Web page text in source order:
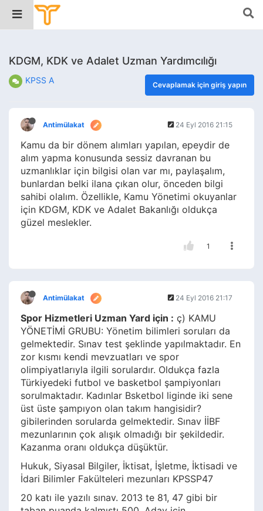
KDGM, KDK ve Adalet Uzman Yardımcılığı
KPSS A Cevaplamak için giriş yapın
Antimülakat 24 Eyl 2016 21:15
Kamu da bir dönem alımları yapılan, epeydir de
alım yapma konusunda sessiz davranan bu
uzmanlıklar için bilgisi olan var mı, paylaşalım,
bunlardan belki ilana çıkan olur, önceden bilgi
sahibi olalım. Özellikle, Kamu Yönetimi okuyanlar
için KDGM, KDK ve Adalet Bakanlığı oldukça
güzel meslekler.
1
Antimülakat 24 Eyl 2016 21:17
Spor Hizmetleri Uzman Yard için : ç) KAMU
YÖNETİMİ GRUBU: Yönetim bilimleri soruları da
gelmektedir. Sınav test şeklinde yapılmaktadır. En
zor kısmı kendi mevzuatları ve spor
olimpiyatlarıyla ilgili sorulardır. Oldukça fazla
Türkiyedeki futbol ve basketbol şampiyonları
sorulmaktadır. Kadınlar Bsketbol liginde iki sene
üst üste şampıyon olan takım hangisidir?
gibilerinden sorularda gelmektedir. Sınav İİBF
mezunlarının çok alışık olmadığı bir şekildedir.
Kazanma oranı oldukça düşüktür.
Hukuk, Siyasal Bilgiler, İktisat, İşletme, İktisadi ve
İdari Bilimler Fakülteleri mezunları KPSSP47
20 katı ile yazılı sınav. 2013 te 81, 47 gibi bir